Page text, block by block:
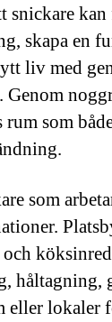
snickare
skapa en
liv med
rum som
som
eller lokaler